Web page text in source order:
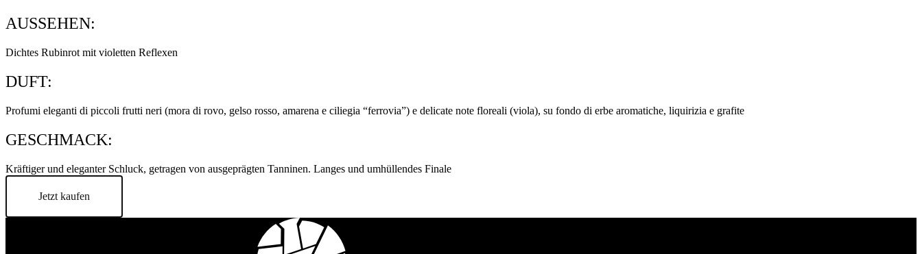
AUSSEHEN:
Dichtes Rubinrot mit violetten Reflexen
DUFT:
Profumi eleganti di piccoli frutti neri (mora di rovo, gelso rosso, amarena e ciliegia “ferrovia”) e delicate note floreali (viola), su fondo di erbe aromatiche, liquirizia e grafite
GESCHMACK:
Kräftiger und eleganter Schluck, getragen von ausgeprägten Tanninen. Langes und umhüllendes Finale
Jetzt kaufen